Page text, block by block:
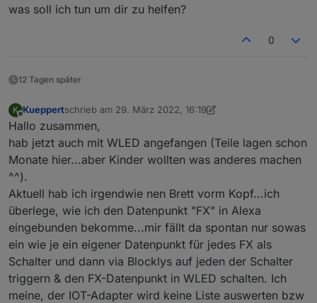
ok kein Problem, dann verwende ich dafür
Wir könnten das mal debuggen um zu schau ob
was soll ich tun um dir zu helfen?
0
12 Tagen später
K
Offline
Kueppertschrieb am 29. März 2022, 16:19
zuletzt editiert von Kueppert
Hallo zusammen,
hab jetzt auch mit WLED angefangen (Teile lagen schon
Monate hier...aber Kinder wollten was anderes machen
^^).
Aktuell hab ich irgendwie nen Brett vorm Kopf...ich
überlege, wie ich den Datenpunkt "FX" in Alexa
eingebunden bekomme...mir fällt da spontan nur sowas
ein wie je ein eigener Datenpunkt für jedes FX als
Schalter und dann via Blocklys auf jeden der Schalter
triggern & den FX-Datenpunkt in WLED schalten. Ich
meine, der IOT-Adapter wird keine Liste auswerten bzw